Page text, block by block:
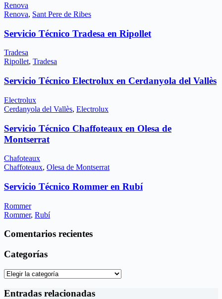
Renova
Renova, Sant Pere de Ribes
Servicio Técnico Tradesa en Ripollet
Tradesa
Ripollet, Tradesa
Servicio Técnico Electrolux en Cerdanyola del Vallès
Electrolux
Cerdanyola del Vallès, Electrolux
Servicio Técnico Chaffoteaux en Olesa de
Montserrat
Chafoteaux
Chaffoteaux, Olesa de Montserrat
Servicio Técnico Rommer en Rubí
Rommer
Rommer, Rubí
Comentarios recientes
Categorías
Categorías
Entradas relacionadas